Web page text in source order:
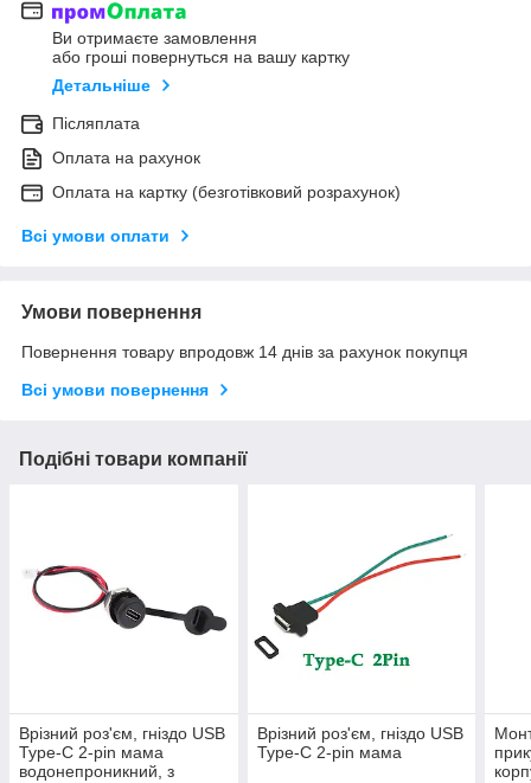
Ви отримаєте замовлення
або гроші повернуться на вашу картку
Детальніше
Післяплата
Оплата на рахунок
Оплата на картку (безготівковий розрахунок)
Всі умови оплати
Умови повернення
Повернення товару впродовж 14 днів за рахунок покупця
Всі умови повернення
Подібні товари компанії
Врізний роз'єм, гніздо USB
Type-C 2-pin мама
водонепроникний, з
Врізний роз'єм, гніздо USB
Type-C 2-pin мама